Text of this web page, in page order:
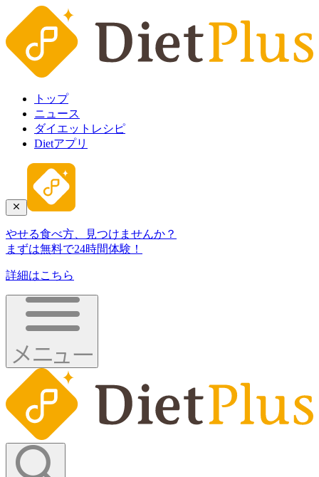
トップ
ニュース
ダイエットレシピ
Dietアプリ
やせる食べ方、見つけませんか？
まずは無料で24時間体験！
詳細はこちら